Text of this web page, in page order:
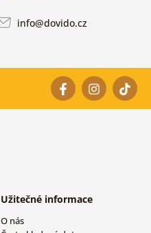
info@dovido.cz
Užitečné informace
O nás